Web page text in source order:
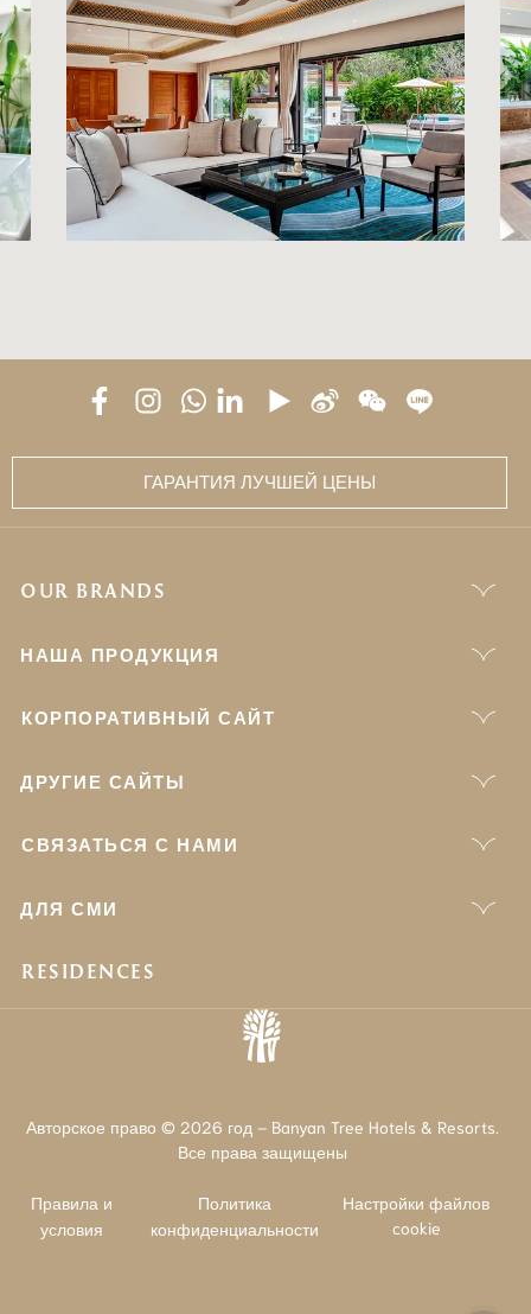
ГАРАНТИЯ ЛУЧШЕЙ ЦЕНЫ
OUR BRANDS
НАША ПРОДУКЦИЯ
КОРПОРАТИВНЫЙ САЙТ
ДРУГИЕ САЙТЫ
СВЯЗАТЬСЯ С НАМИ
ДЛЯ СМИ
RESIDENCES
Авторское право © 2026 год – Banyan Tree Hotels & Resorts.
Все права защищены
Правила и
условия
Политика
конфиденциальности
Настройки файлов
cookie